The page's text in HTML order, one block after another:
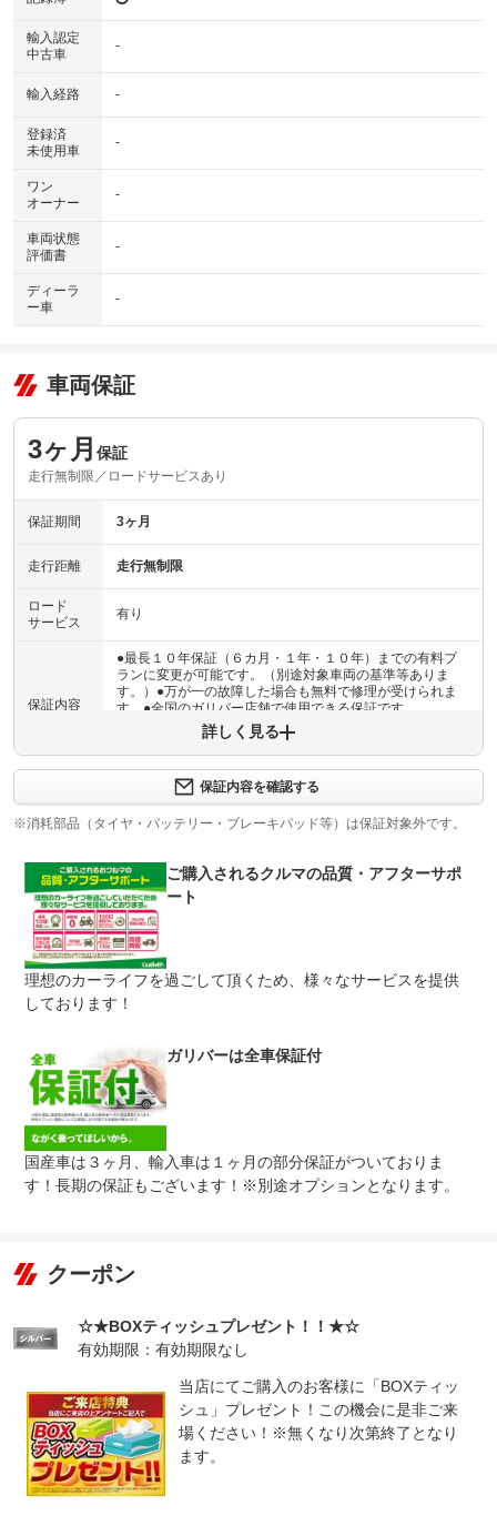
輸入認定
中古車
-
輸入経路 -
登録済
未使用車
-
ワン
オーナー
-
車両状態
評価書
-
ディーラ
ー車
-
車両保証
3ヶ月 保証
走行無制限／ロードサービスあり
保証期間 3ヶ月
走行距離 走行無制限
ロード
サービス
有り
保証内容
●最長１０年保証（６カ月・１年・１０年）までの有料プ
ランに変更が可能です。（別途対象車両の基準等ありま
す。）●万が一の故障した場合も無料で修理が受けられま
す。●全国のガリバー店舗で使用できる保証です。
保証項目
１エンジン機構 ２動力伝達機構 ３ブレーキ機構 ４ス
テアリング機構 ５前後アクスル機構 ６電子制御機構
修理回数 無制限
上限金額
車両本体価格
●期間内の修理回数に制限はありませんが、累積上限金額
は車両価格の５０％が上限です●対象部品の詳細は、別途
規約に定めるとおりとなります。
免責金
料プランを選択された方は、２年目以降の修理１回に対し
て、１万円の免責金を申し受けます。●詳しくはスタッフ
までお問い合わせください。
保証修理
受付先
●当店までご連絡ください。ご遠方の方は当店で受付後、
お近くのガリバー店舗または修理工場のご案内をいたしま
すので、お気軽にお申し付けください。
整備付 法定12ヶ月または法定24ヶ月点検整備付
法定整備
を実施２．車検の残りがない車に関しましては法定２４ヶ
詳しく見る
保証内容を確認する
※消耗部品（タイヤ・バッテリー・ブレーキパッド等）は保証対象外です。
ご購入されるクルマの品質・アフターサポ
ート
理想のカーライフを過ごして頂くため、様々なサービスを提供
しております！
ガリバーは全車保証付
国産車は３ヶ月、輸入車は１ヶ月の部分保証がついておりま
す！長期の保証もございます！※別途オプションとなります。
クーポン
☆★BOXティッシュプレゼント！！★☆
有効期限：有効期限なし
当店にてご購入のお客様に「BOXティッ
シュ」プレゼント！この機会に是非ご来
場ください！※無くなり次第終了となり
ます。